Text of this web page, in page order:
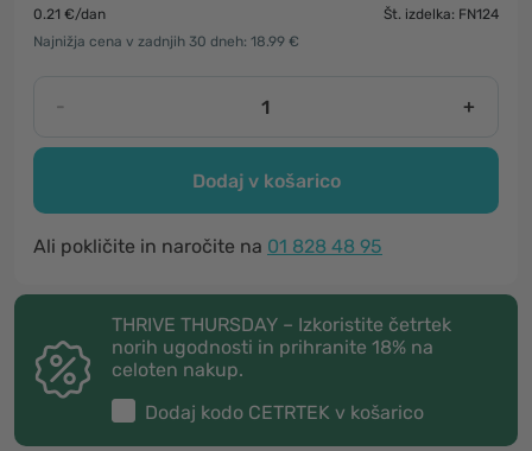
0.21 €/dan
Št. izdelka: FN124
Najnižja cena v zadnjih 30 dneh: 18.99 €
- +
Dodaj v košarico
Ali pokličite in naročite na 01 828 48 95
THRIVE THURSDAY – Izkoristite četrtek
norih ugodnosti in prihranite 18% na
celoten nakup.
Dodaj kodo CETRTEK v košarico